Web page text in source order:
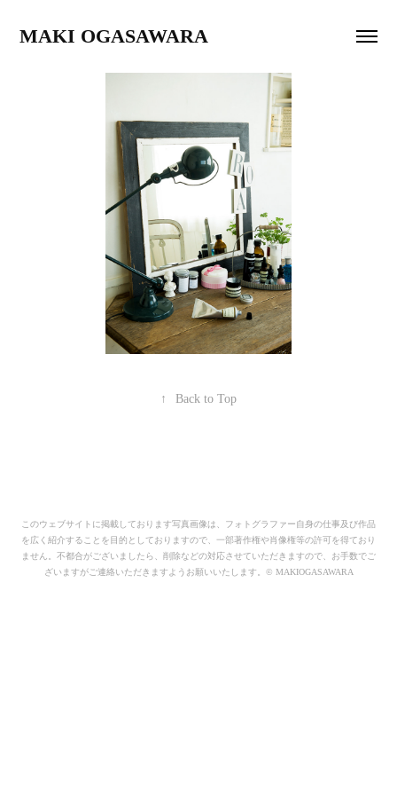
MAKI OGASAWARA
↑ Back to Top
このウェブサイトに掲載しております写真画像は、フォトグラファー自身の仕事及び作品
を広く紹介することを目的としておりますので、一部著作権や肖像権等の許可を得ており
ません。不都合がございましたら、削除などの対応させていただきますので、お手数でご
ざいますがご連絡いただきますようお願いいたします。© MAKIOGASAWARA